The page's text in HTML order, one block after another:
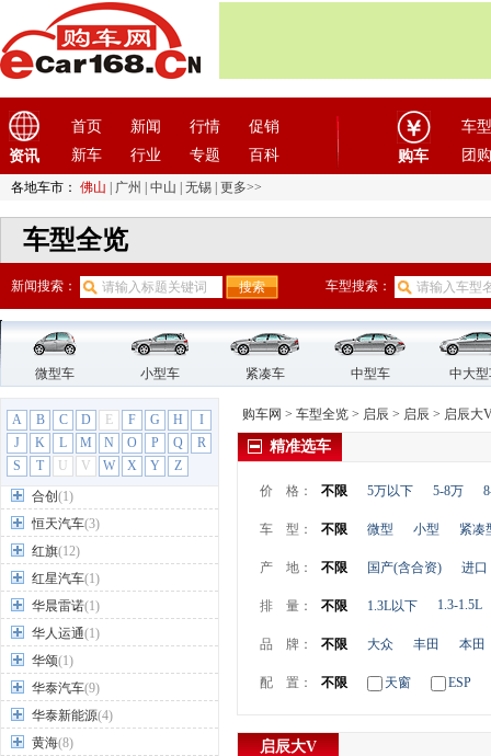
资讯
首页 新闻 行情
促销
新车
行业 专题 百科 购车
车型
团购
各地车市： 佛山 广州 中山 无锡 更多>>
车型全览
新闻搜索： 车型搜索：
微型车 小型车 紧凑车 中型车 中大
A B C D E F G H
I
J
K L M N O P Q
R
S
T U V W X Y Z
GMC (4)
观致(3)
广汽吉奥
广汽集团
广汽蔚来
国机智骏(3)
国金汽车(1)
H
哈飞汽车(6)
海格(2)
海马汽车
汉龙汽车(1)
汉腾汽车(3)
悍马 (4)
昊铂 (2)
合创 (1)
恒天汽车(3)
红旗(12)
红星汽车(1)
华晨雷诺(1)
华人运通(1)
华颂(1)
华泰汽车(9)
华泰新能源(4)
黄海(8)
购车网 > 车型全览 > 启辰 > 启辰 > 启辰大
精准选车
价 格： 不限 5万以下 5-8万
车 型： 不限 微型 小型 紧凑
产 地： 不限 国产(含合资) 进口
排 量： 不限 1.3L以下 1.3-1.5L
品 牌： 不限 大众 丰田 本田
配 置： 不限 天窗 ESP
启辰大V